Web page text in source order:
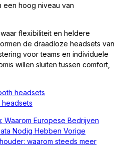
een hoog niveau van
flexibiliteit en heldere
de draadloze headsets van
voor teams en individuele
willen sluiten tussen comfort,
headsets
headsets
Waarom Europese Bedrijven
Nodig Hebben Vorige
waarom steeds meer